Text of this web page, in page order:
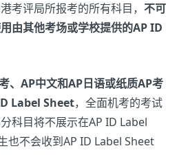
考评局所报考的所有科目， 不可
由其他考场或学校提供的AP ID
、AP中文和AP日语或纸质AP考
Label Sheet，全面机考的考试
科目将不展示在AP ID Label
也不会收到AP ID Label Sheet